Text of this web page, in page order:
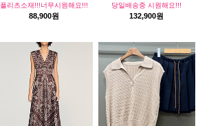
플리츠소재!!!너무시원해요!!!
88,900원
당일배송중 시원해요!!!
132,900원